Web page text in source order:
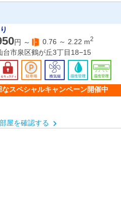
円 ～ 0.76 ～ 2.22 m2
台市泉区鶴が丘3丁目18−15
なスペシャルキャンペーン開催中
部屋を確認する